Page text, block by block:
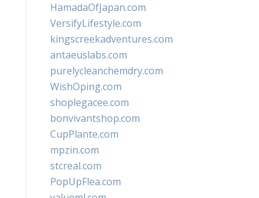
HamadaOfJapan.com
VersifyLifestyle.com
kingscreekadventures.com
antaeuslabs.com
purelycleanchemdry.com
WishOping.com
shoplegacee.com
bonvivantshop.com
CupPlante.com
mpzin.com
stcreal.com
PopUpFlea.com